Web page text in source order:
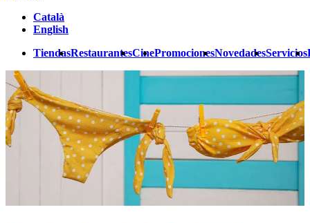
Català
English
TiendasRestaurantesCinePromocionesNovedadesServicios